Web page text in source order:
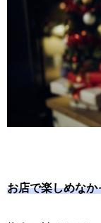
お店で楽しめな